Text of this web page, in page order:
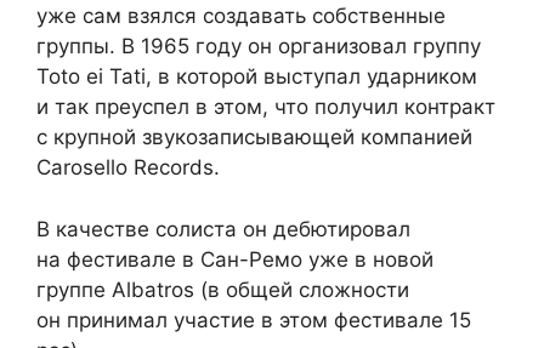
уже сам взялся создавать собственные
группы. В 1965 году он организовал группу
Toto ei Tati, в которой выступал ударником
и так преуспел в этом, что получил контракт
с крупной звукозаписывающей компанией
Carosello Records.
В качестве солиста он дебютировал
на фестивале в Сан-Ремо уже в новой
группе Albatros (в общей сложности
он принимал участие в этом фестивале 15